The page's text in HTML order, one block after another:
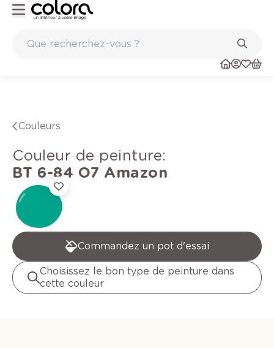
Couleurs
Couleur de peinture:
BT 6-84 O7 Amazon
Commandez un pot d'essai
Choisissez le bon type de peinture dans
cette couleur